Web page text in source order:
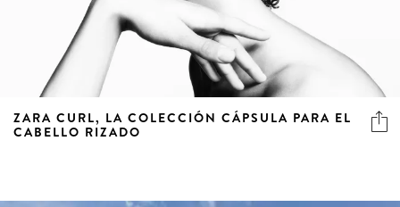
ZARA CURL, LA COLECCIÓN CÁPSULA PARA EL
CABELLO RIZADO